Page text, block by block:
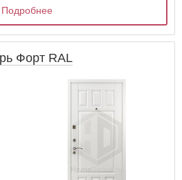
Подробнее
Форт RAL